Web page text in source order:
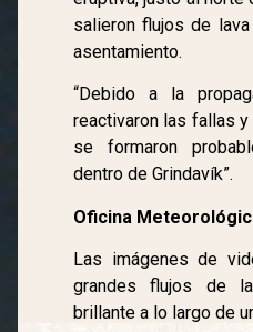
salieron flujos de
asentamiento.
“Debido a la
reactivaron las fallas
se formaron
dentro de Grindavík”.
Oficina
Las imágenes de
grandes flujos de
brillante a lo largo de